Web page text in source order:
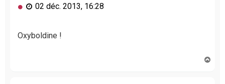
M
s
02 déc. 2013, 16:28
Oxyboldine !